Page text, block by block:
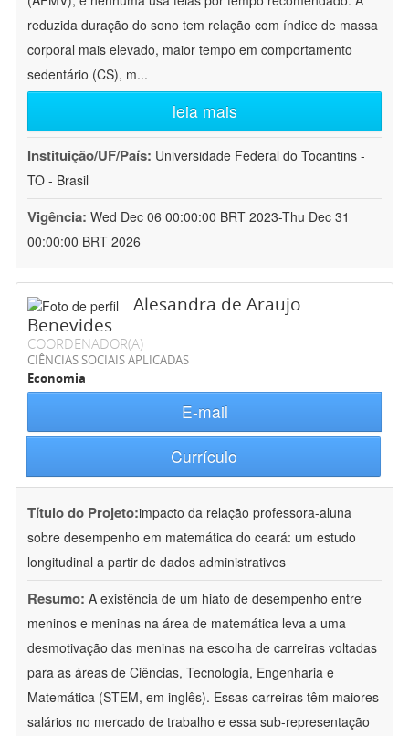
reduzida duração do sono tem relação com índice de massa
corporal mais elevado, maior tempo em comportamento
sedentário (CS), m...
leia mais
Instituição/UF/País: Universidade Federal do Tocantins -
TO - Brasil
Vigência: Wed Dec 06 00:00:00 BRT 2023-Thu Dec 31
00:00:00 BRT 2026
Alesandra de Araujo
Benevides
COORDENADOR(A)
CIÊNCIAS SOCIAIS APLICADAS
Economia
E-mail
Currículo
Título do Projeto:impacto da relação professora-aluna
sobre desempenho em matemática do ceará: um estudo
longitudinal a partir de dados administrativos
Resumo: A existência de um hiato de desempenho entre
meninos e meninas na área de matemática leva a uma
desmotivação das meninas na escolha de carreiras voltadas
para as áreas de Ciências, Tecnologia, Engenharia e
Matemática (STEM, em inglês). Essas carreiras têm maiores
salários no mercado de trabalho e essa sub-representação